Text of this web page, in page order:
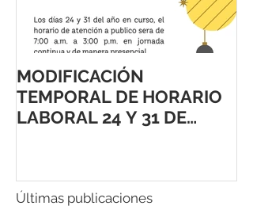
MODIFICACIÓN
TEMPORAL DE HORARIO
LABORAL 24 Y 31 DE
Últimas publicaciones